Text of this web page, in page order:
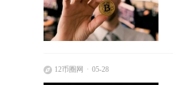
12币圈网 05-28